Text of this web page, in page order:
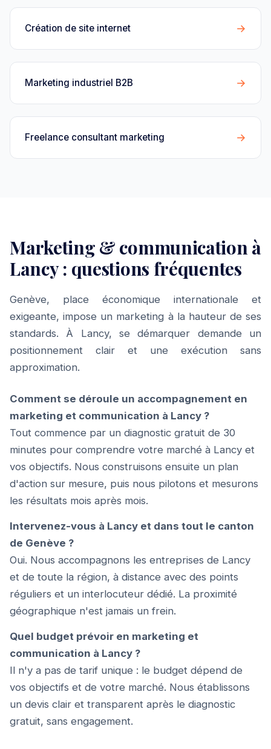
Création de site internet →
Marketing industriel B2B →
Freelance consultant marketing →
Marketing & communication à
Lancy : questions fréquentes
Genève, place économique internationale et
exigeante, impose un marketing à la hauteur de ses
standards. À Lancy, se démarquer demande un
positionnement clair et une exécution sans
approximation.
Comment se déroule un accompagnement en
marketing et communication à Lancy ?
Tout commence par un diagnostic gratuit de 30
minutes pour comprendre votre marché à Lancy et
vos objectifs. Nous construisons ensuite un plan
d'action sur mesure, puis nous pilotons et mesurons
les résultats mois après mois.
Intervenez-vous à Lancy et dans tout le canton
de Genève ?
Oui. Nous accompagnons les entreprises de Lancy
et de toute la région, à distance avec des points
réguliers et un interlocuteur dédié. La proximité
géographique n'est jamais un frein.
Quel budget prévoir en marketing et
communication à Lancy ?
Il n'y a pas de tarif unique : le budget dépend de
vos objectifs et de votre marché. Nous établissons
un devis clair et transparent après le diagnostic
gratuit, sans engagement.